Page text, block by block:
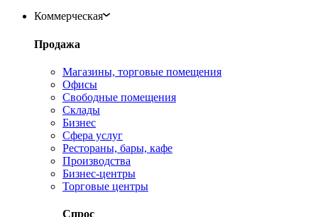
Коммерческая
Продажа
Магазины, торговые помещения
Офисы
Свободные помещения
Склады
Бизнес
Сфера услуг
Рестораны, бары, кафе
Производства
Бизнес-центры
Торговые центры
Спрос